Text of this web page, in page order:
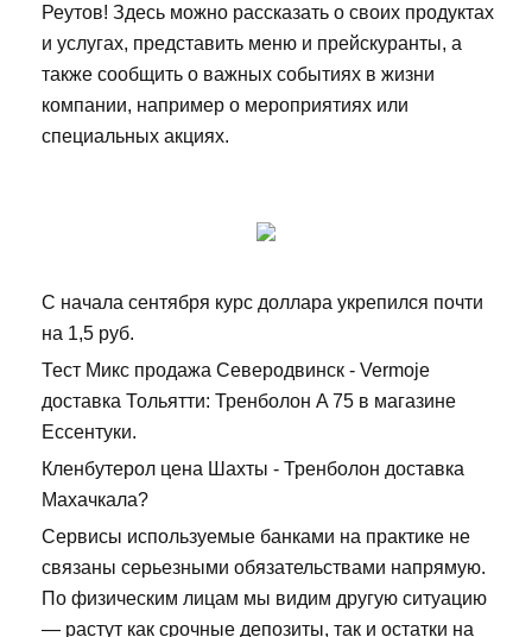
Реутов! Здесь можно рассказать о своих продуктах
и услугах, представить меню и прейскуранты, а
также сообщить о важных событиях в жизни
компании, например о мероприятиях или
специальных акциях.
С начала сентября курс доллара укрепился почти
на 1,5 руб.
Тест Микс продажа Северодвинск - Vermoje
доставка Тольятти: Тренболон A 75 в магазине
Ессентуки.
Кленбутерол цена Шахты - Тренболон доставка
Махачкала?
Сервисы используемые банками на практике не
связаны серьезными обязательствами напрямую.
По физическим лицам мы видим другую ситуацию
— растут как срочные депозиты, так и остатки на